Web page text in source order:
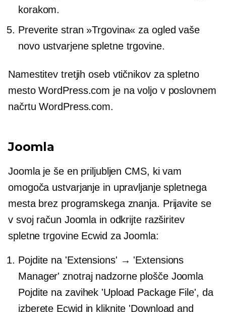
korakom.
Preverite stran »Trgovina« za ogled vaše
novo ustvarjene spletne trgovine.
Namestitev tretjih osebvtičnikov za spletno
mesto WordPress.com je na voljo v poslovnem
načrtu WordPress.com.
Joomla
Joomla je še en priljubljen CMS, ki vam
omogoča ustvarjanje in upravljanje spletnega
mesta brez programskega znanja. Prijavite se
v svoj račun Joomla in odkrijte razširitev
spletne trgovine Ecwid za Joomla:
Pojdite na 'Extensions' → 'Extensions
Manager' znotraj nadzorne plošče Joomla
Pojdite na zavihek 'Upload Package File', da
izberete Ecwid in kliknite 'Download and